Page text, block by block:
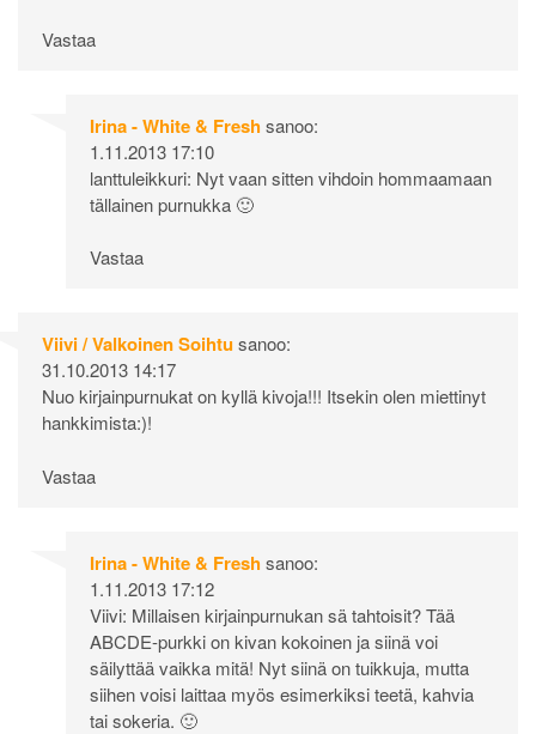
Vastaa
Irina - White & Freshsanoo:
1.11.2013 17:10
lanttuleikkuri: Nyt vaan sitten vihdoin hommaamaan
tällainen purnukka 🙂
Vastaa
Viivi / Valkoinen Soihtusanoo:
31.10.2013 14:17
Nuo kirjainpurnukat on kyllä kivoja!!! Itsekin olen miettinyt
hankkimista:)!
Vastaa
Irina - White & Freshsanoo:
1.11.2013 17:12
Viivi: Millaisen kirjainpurnukan sä tahtoisit? Tää
ABCDE-purkki on kivan kokoinen ja siinä voi
säilyttää vaikka mitä! Nyt siinä on tuikkuja, mutta
siihen voisi laittaa myös esimerkiksi teetä, kahvia
tai sokeria. 🙂